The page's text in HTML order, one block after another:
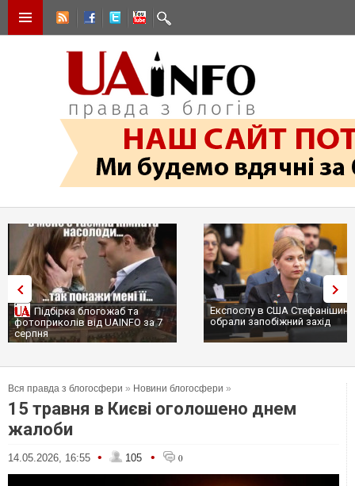
Підбірка блогожаб та
фотоприколів від UAINFO за 7
серпня
Експослу в США
обрали запобіжний захід
Вся правда з блогосфери » Новини блогосфери »
15 травня в Києві оголошено днем
жалоби
14.05.2026, 16:55 • 105 • 0